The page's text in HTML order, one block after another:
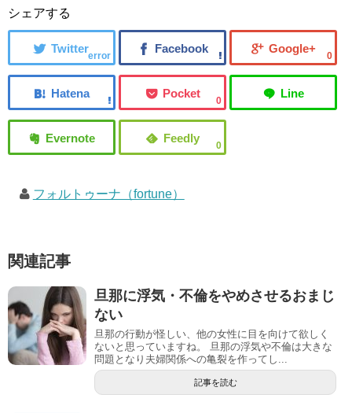
シェアする
error 0
0
0
フォルトゥーナ（fortune）
関連記事
旦那に浮気・不倫をやめさせるおまじ
ない
旦那の行動が怪しい、他の女性に目を向けて欲しく
ないと思っていますね。 旦那の浮気や不倫は大きな
問題となり夫婦関係への亀裂を作ってし...
記事を読む